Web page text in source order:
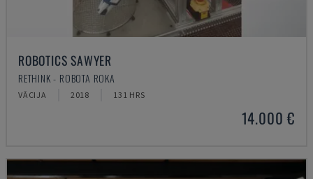
ROBOTICS SAWYER
RETHINK - ROBOTA ROKA
VĀCIJA 2018 131 HRS
14.000 €